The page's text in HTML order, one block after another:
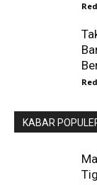
KABAR